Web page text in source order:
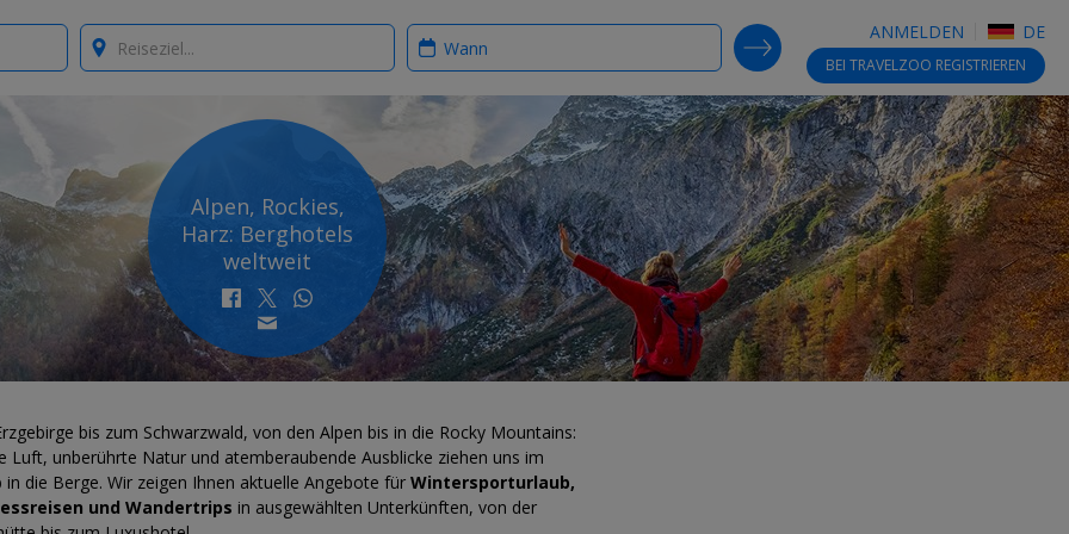
ANMELDEN DE
BEI TRAVELZOO REGISTRIEREN
Where? When?
SEARCH DEALS
Alpen, Rockies,
Harz: Berghotels
weltweit
bis zum Schwarzwald, von den Alpen bis in die Rocky Mountains:
Luft, unberührte Natur und atemberaubende Ausblicke ziehen uns im
in die Berge. Wir zeigen Ihnen aktuelle Angebote für Wintersporturlaub,
und Wandertrips in ausgewählten Unterkünften, von der